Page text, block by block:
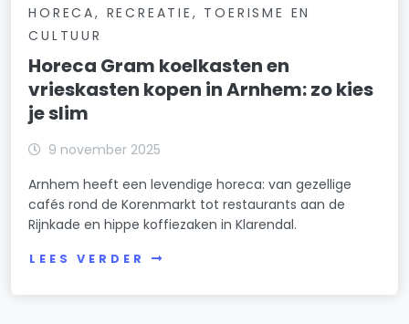
HORECA, RECREATIE, TOERISME EN
CULTUUR
Horeca Gram koelkasten en
vrieskasten kopen in Arnhem: zo kies
je slim
9 november 2025
Arnhem heeft een levendige horeca: van gezellige
cafés rond de Korenmarkt tot restaurants aan de
Rijnkade en hippe koffiezaken in Klarendal.
LEES VERDER